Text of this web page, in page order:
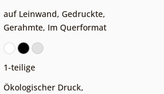
auf Leinwand, Gedruckte,
Gerahmte, Im Querformat
1-teilige
Ökologischer Druck,